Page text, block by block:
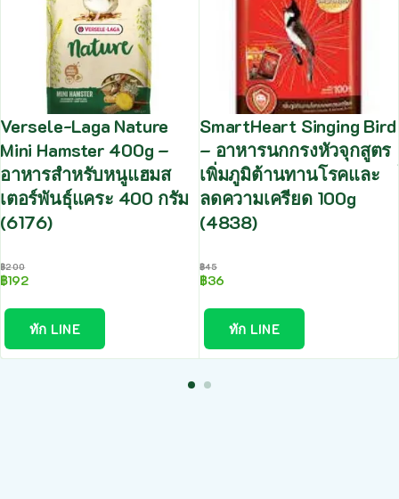
Versele-Laga Nature
Mini Hamster 400g –
อาหารสำหรับหนูแฮมส
เตอร์พันธุ์แคระ 400 กรัม
(6176)
฿200
฿192
ทัก LINE
SmartHeart Singing Bird
– อาหารนกกรงหัวจุกสูตร
เพิ่มภูมิต้านทานโรคและ
ลดความเครียด 100g
(4838)
฿45
฿36
ทัก LINE